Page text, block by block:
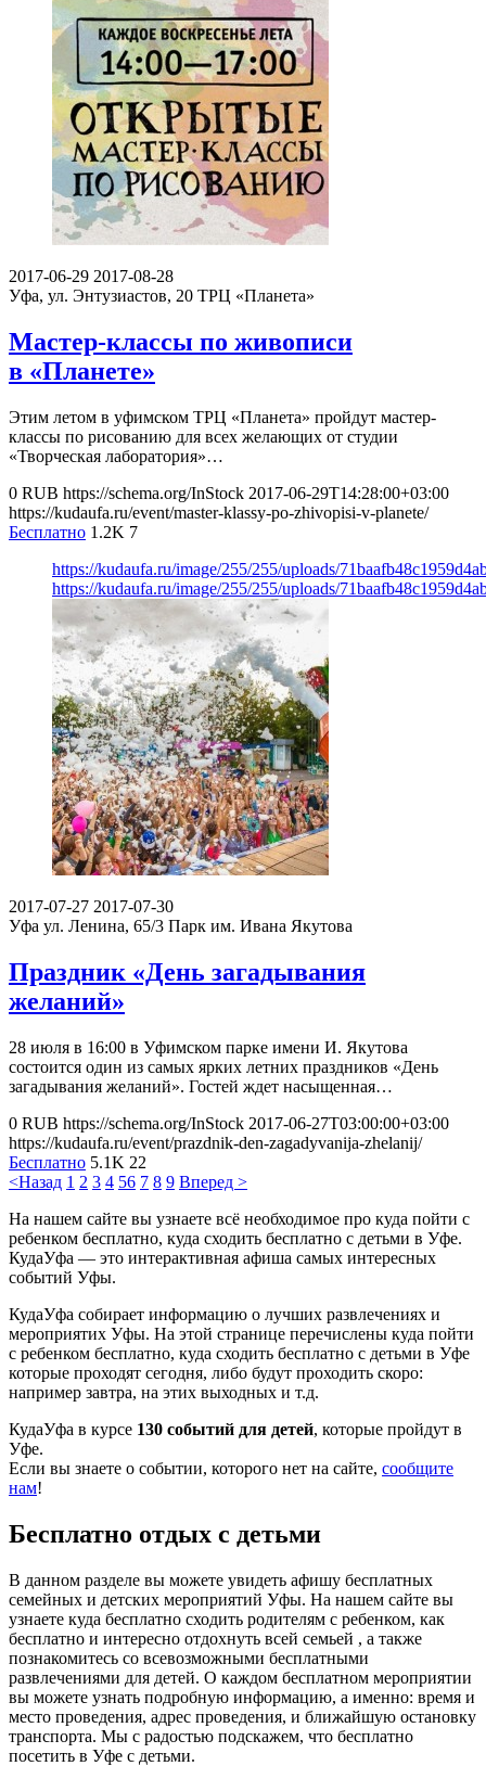
2017-06-29 2017-08-28
Уфа, ул. Энтузиастов, 20 ТРЦ «Планета»
Мастер-классы по живописи
в «Планете»
Этим летом в уфимском ТРЦ «Планета» пройдут мастер-
классы по рисованию для всех желающих от студии
«Творческая лаборатория»…
0 RUB https://schema.org/InStock 2017-06-29T14:28:00+03:00
https://kudaufa.ru/event/master-klassy-po-zhivopisi-v-planete/
Бесплатно 1.2K 7
https://kudaufa.ru/image/255/255/uploads/
https://kudaufa.ru/image/255/255/uploads/
2017-07-27 2017-07-30
Уфа ул. Ленина, 65/3 Парк им. Ивана Якутова
Праздник «День загадывания
желаний»
28 июля в 16:00 в Уфимском парке имени И. Якутова
состоится один из самых ярких летних праздников «День
загадывания желаний». Гостей ждет насыщенная…
0 RUB https://schema.org/InStock 2017-06-27T03:00:00+03:00
https://kudaufa.ru/event/prazdnik-den-zagadyvanija-zhelanij/
Бесплатно 5.1K 22
<Назад 1 2 3 4 56 7 8 9 Вперед >
На нашем сайте вы узнаете всё необходимое про куда пойти с
ребенком бесплатно, куда сходить бесплатно с детьми в Уфе.
КудаУфа — это интерактивная афиша самых интересных
событий Уфы.
КудаУфа собирает информацию о лучших развлечениях и
мероприятих Уфы. На этой странице перечислены куда пойти
с ребенком бесплатно, куда сходить бесплатно с детьми в Уфе
которые проходят сегодня, либо будут проходить скоро:
например завтра, на этих выходных и т.д.
КудаУфа в курсе 130 событий для детей, которые пройдут в
Уфе.
Если вы знаете о событии, которого нет на сайте, сообщите
нам!
Бесплатно отдых с детьми
В данном разделе вы можете увидеть афишу бесплатных
семейных и детских мероприятий Уфы. На нашем сайте вы
узнаете куда бесплатно сходить родителям с ребенком, как
бесплатно и интересно отдохнуть всей семьей , а также
познакомитесь со всевозможными бесплатными
развлечениями для детей. О каждом бесплатном мероприятии
вы можете узнать подробную информацию, а именно: время и
место проведения, адрес проведения, и ближайшую остановку
транспорта. Мы с радостью подскажем, что бесплатно
посетить в Уфе с детьми.